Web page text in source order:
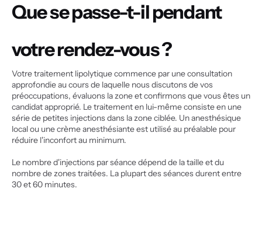
Que se passe-t-il pendant
votre rendez-vous ?
Votre traitement lipolytique commence par une consultation
approfondie au cours de laquelle nous discutons de vos
préoccupations, évaluons la zone et confirmons que vous êtes un
candidat approprié. Le traitement en lui-même consiste en une
série de petites injections dans la zone ciblée. Un anesthésique
local ou une crème anesthésiante est utilisé au préalable pour
réduire l'inconfort au minimum.
Le nombre d'injections par séance dépend de la taille et du
nombre de zones traitées. La plupart des séances durent entre
30 et 60 minutes.